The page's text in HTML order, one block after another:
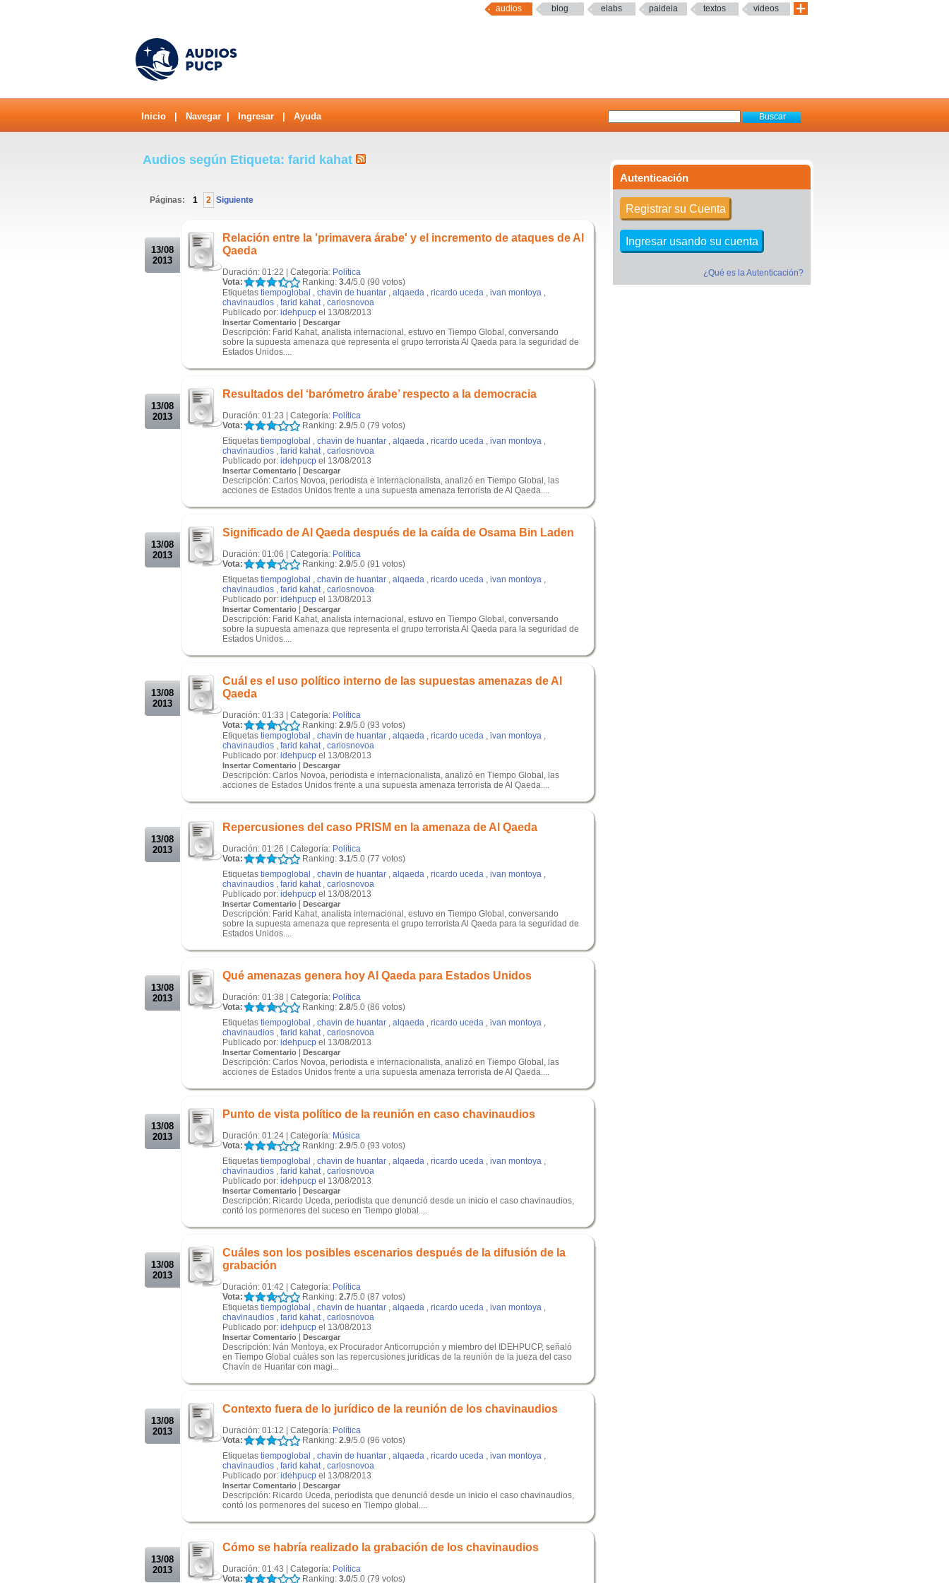
audios blog elabs paideia textos videos
Inicio Navegar Ingresar Ayuda
Autenticación
Registrar su Cuenta
Ingresar usando su cuenta
¿Qué es la Autenticación?
Audios según Etiqueta: farid kahat
Páginas: 1 2 Siguiente
13/08
2013
Relación entre la 'primavera árabe' y el incremento de ataques de Al
Qaeda
Duración: 01:22 | Categoría: Política
Vota:
Ranking: 3.4/5.0 (90 votos)
Etiquetas tiempoglobal , chavin de huantar , alqaeda , ricardo uceda , ivan montoya ,
chavinaudios , farid kahat, carlosnovoa
Publicado por: idehpucp el 13/08/2013
Insertar Comentario | Descargar
Descripción: Farid Kahat, analista internacional, estuvo en Tiempo Global, conversando
sobre la supuesta amenaza que representa el grupo terrorista Al Qaeda para la seguridad de
Estados Unidos....
13/08
2013
Resultados del ‘barómetro árabe’ respecto a la democracia
Duración: 01:23 | Categoría: Política
Vota:
Ranking: 2.9/5.0 (79 votos)
Etiquetas tiempoglobal , chavin de huantar , alqaeda , ricardo uceda , ivan montoya ,
chavinaudios , farid kahat, carlosnovoa
Publicado por: idehpucp el 13/08/2013
Insertar Comentario | Descargar
Descripción: Carlos Novoa, periodista e internacionalista, analizó en Tiempo Global, las
acciones de Estados Unidos frente a una supuesta amenaza terrorista de Al Qaeda....
13/08
2013
Significado de Al Qaeda después de la caída de Osama Bin Laden
Duración: 01:06 | Categoría: Política
Vota:
Ranking: 2.9/5.0 (91 votos)
Etiquetas tiempoglobal , chavin de huantar , alqaeda , ricardo uceda , ivan montoya ,
chavinaudios , farid kahat, carlosnovoa
Publicado por: idehpucp el 13/08/2013
Insertar Comentario | Descargar
Descripción: Farid Kahat, analista internacional, estuvo en Tiempo Global, conversando
sobre la supuesta amenaza que representa el grupo terrorista Al Qaeda para la seguridad de
Estados Unidos....
13/08
2013
Cuál es el uso político interno de las supuestas amenazas de Al
Qaeda
Duración: 01:33 | Categoría: Política
Vota:
Ranking: 2.9/5.0 (93 votos)
Etiquetas tiempoglobal , chavin de huantar , alqaeda , ricardo uceda , ivan montoya ,
chavinaudios , farid kahat, carlosnovoa
Publicado por: idehpucp el 13/08/2013
Insertar Comentario | Descargar
Descripción: Carlos Novoa, periodista e internacionalista, analizó en Tiempo Global, las
acciones de Estados Unidos frente a una supuesta amenaza terrorista de Al Qaeda....
13/08
2013
Repercusiones del caso PRISM en la amenaza de Al Qaeda
Duración: 01:26 | Categoría: Política
Vota:
Ranking: 3.1/5.0 (77 votos)
Etiquetas tiempoglobal , chavin de huantar , alqaeda , ricardo uceda , ivan montoya ,
chavinaudios , farid kahat, carlosnovoa
Publicado por: idehpucp el 13/08/2013
Insertar Comentario | Descargar
Descripción: Farid Kahat, analista internacional, estuvo en Tiempo Global, conversando
sobre la supuesta amenaza que representa el grupo terrorista Al Qaeda para la seguridad de
Estados Unidos....
13/08
2013
Qué amenazas genera hoy Al Qaeda para Estados Unidos
Duración: 01:38 | Categoría: Política
Vota:
Ranking: 2.8/5.0 (86 votos)
Etiquetas tiempoglobal , chavin de huantar , alqaeda , ricardo uceda , ivan montoya ,
chavinaudios , farid kahat, carlosnovoa
Publicado por: idehpucp el 13/08/2013
Insertar Comentario | Descargar
Descripción: Carlos Novoa, periodista e internacionalista, analizó en Tiempo Global, las
acciones de Estados Unidos frente a una supuesta amenaza terrorista de Al Qaeda....
13/08
2013
Punto de vista político de la reunión en caso chavinaudios
Duración: 01:24 | Categoría: Música
Vota:
Ranking: 2.9/5.0 (93 votos)
Etiquetas tiempoglobal , chavin de huantar , alqaeda , ricardo uceda , ivan montoya ,
chavinaudios , farid kahat, carlosnovoa
Publicado por: idehpucp el 13/08/2013
Insertar Comentario | Descargar
Descripción: Ricardo Uceda, periodista que denunció desde un inicio el caso chavinaudios,
contó los pormenores del suceso en Tiempo global....
13/08
2013
Cuáles son los posibles escenarios después de la difusión de la
grabación
Duración: 01:42 | Categoría: Política
Vota:
Ranking: 2.7/5.0 (87 votos)
Etiquetas tiempoglobal , chavin de huantar , alqaeda , ricardo uceda , ivan montoya ,
chavinaudios , farid kahat, carlosnovoa
Publicado por: idehpucp el 13/08/2013
Insertar Comentario | Descargar
Descripción: Iván Montoya, ex Procurador Anticorrupción y miembro del IDEHPUCP, señaló
en Tiempo Global cuáles son las repercusiones jurídicas de la reunión de la jueza del caso
Chavín de Huantar con magi...
13/08
2013
Contexto fuera de lo jurídico de la reunión de los chavinaudios
Duración: 01:12 | Categoría: Política
Vota:
Ranking: 2.9/5.0 (96 votos)
Etiquetas tiempoglobal , chavin de huantar , alqaeda , ricardo uceda , ivan montoya ,
chavinaudios , farid kahat, carlosnovoa
Publicado por: idehpucp el 13/08/2013
Insertar Comentario | Descargar
Descripción: Ricardo Uceda, periodista que denunció desde un inicio el caso chavinaudios,
contó los pormenores del suceso en Tiempo global....
13/08
2013
Cómo se habría realizado la grabación de los chavinaudios
Duración: 01:43 | Categoría: Política
Vota:
Ranking: 3.0/5.0 (79 votos)